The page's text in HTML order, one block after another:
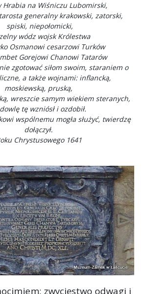
Hrabia na Wiśniczu Lubomirski,
generalny krakowski, zatorski,
spiski, niepołomicki,
wódz wojsk Królestwa
Osmanowi cesarzowi Turków
Gorejowi Chanowi Tatarów
zgotować siłom swoim, staraniem o
a także wojnami: inflancką,
moskiewską, pruską,
wreszcie samym wiekiem steranych,
tę wzniósł i ozdobił.
wspólnemu mogła służyć, twierdzę
dołączył.
Chrystusowego 1641
zwycięstwo odwagi i